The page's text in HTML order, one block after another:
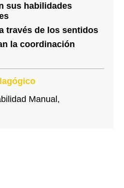
sus habilidades
través de los sentidos
la coordinación
Manual,